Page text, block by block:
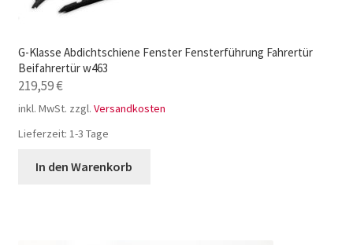
G-Klasse Abdichtschiene Fenster Fensterführung Fahrertür
Beifahrertür w463
219,59€
inkl. MwSt. zzgl. Versandkosten
Lieferzeit: 1-3 Tage
In den Warenkorb